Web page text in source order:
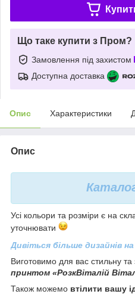
Що таке купити з Пром?
Замовлення під захистом
Доступна доставка
Опис Характеристики
Опис
Усі кольори та розміри є на
уточнювати
Дивіться більше дизайнів
Виготовимо для вас стильну та
принтом «РозкВіталій
Також можемо втілити вашу